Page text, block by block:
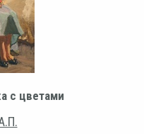
с цветами